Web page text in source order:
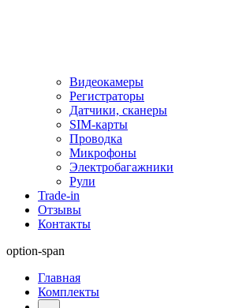
Видеокамеры
Регистраторы
Датчики, сканеры
SIM-карты
Проводка
Микрофоны
Электробагажники
Рули
Trade-in
Отзывы
Контакты
option-span
Главная
Комплекты